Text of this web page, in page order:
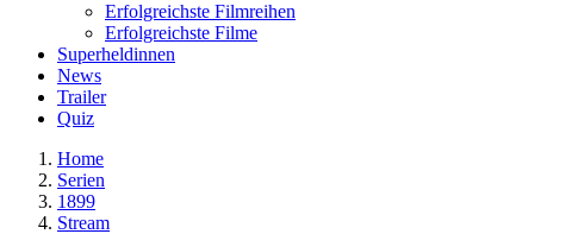
Erfolgreichste Filmreihen
Erfolgreichste Filme
Superheldinnen
News
Trailer
Quiz
Home
Serien
1899
Stream